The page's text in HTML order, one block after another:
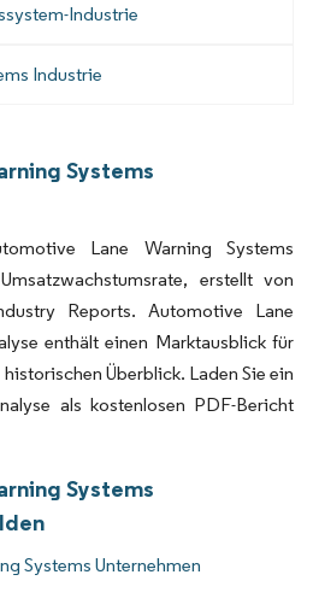
Industrie
Industrie
Systems
Lane Warning Systems
erstellt von
Reports. Automotive Lane
enthält einen Marktausblick für
Überblick. Laden Sie ein
als kostenlosen PDF-Bericht
Systems
Systems Unternehmen